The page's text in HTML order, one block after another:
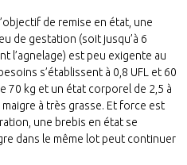
de remise en état, une
de gestation (soit jusqu’à 6
l’agnelage) est peu exigente au
s’établissent à 0,8 UFL et 60
70 kg et un état corporel de 2,5 à
à très grasse. Et force est
une brebis en état se
dans le même lot peut continuer